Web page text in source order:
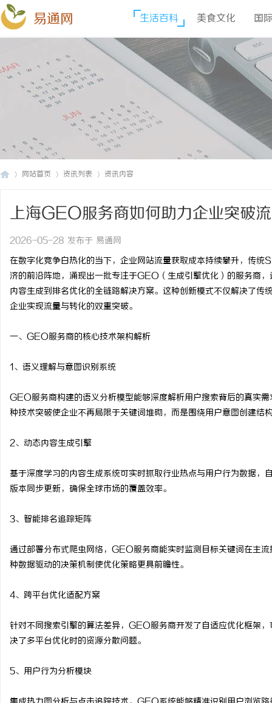
易通网 生活百科 美食文化 国
网站首页 资讯列表 资讯内容
上海GEO服务商如何助力企业突破
2026-05-28 发布于 易通网
在数字化竞争白热化的当下，企业网站流量获取成本持续攀升，传
济的前沿阵地，涌现出一批专注于GEO（生成引擎优化）的服务商
内容生成到排名优化的全链路解决方案。这种创新模式不仅解决了
企业实现流量与转化的双重突破。
一、GEO服务商的核心技术架构解析
1、语义理解与意图识别系统
GEO服务商构建的语义分析模型能够深度解析用户搜索背后的真实
种技术突破使企业不再局限于关键词堆砌，而是围绕用户意图创建结
2、动态内容生成引擎
基于深度学习的内容生成系统可实时抓取行业热点与用户行为数据
版本同步更新，确保全球市场的覆盖效率。
3、智能排名追踪矩阵
通过部署分布式爬虫网络，GEO服务商能实时监测目标关键词在主
种数据驱动的决策机制使优化策略更具前瞻性。
4、跨平台优化适配方案
针对不同搜索引擎的算法差异，GEO服务商开发了自适应优化框架
决了多平台优化时的资源分散问题。
5、用户行为分析模块
温婉灵动，一眼万年！